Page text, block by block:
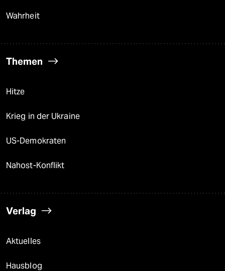
Wahrheit
Themen
Hitze
Krieg in der Ukraine
US-Demokraten
Nahost-Konflikt
Verlag
Aktuelles
Hausblog